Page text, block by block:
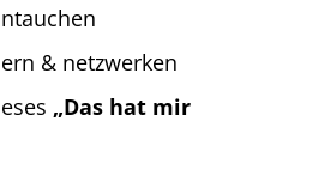
& netzwerken
„Das hat mir